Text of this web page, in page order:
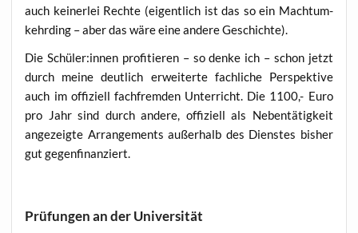
auch kei­ner­lei Rech­te (eigent­lich ist das so ein Macht­um­
kehr­ding – aber das wäre eine ande­re Geschichte).
Die Schüler:innen pro­fi­tie­ren – so den­ke ich – schon jetzt
durch mei­ne deut­lich erwei­ter­te fach­li­che Per­spek­ti­ve
auch im offi­zi­ell fach­frem­den Unter­richt. Die 1100,- Euro
pro Jahr sind durch ande­re, offi­zi­ell als Neben­tä­tig­keit
ange­zeig­te Arran­ge­ments außer­halb des Diens­tes bis­her
gut gegenfinanziert.
Prüfungen an der Universität